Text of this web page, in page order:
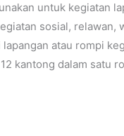
untuk kegiatan
sosial, relawan,
atau rompi
kantong dalam satu